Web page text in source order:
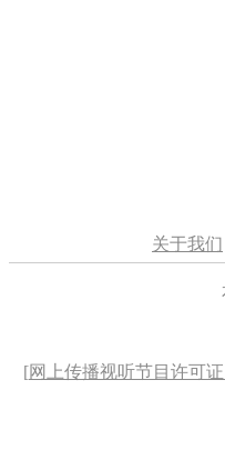
关于我们
[网上传播视听节目许可证